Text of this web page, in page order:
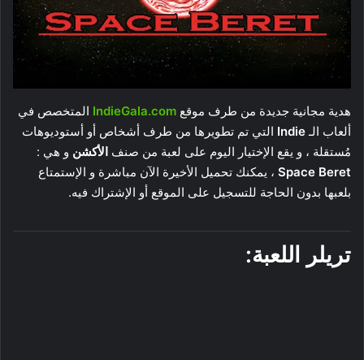
هدية مجانية جديدة من طرف موقع IndieGala.com المتخصص في
ألعاب الـIndie التي تم تطويرها من طرف أشخاص أو أستوديوهات
مُستقلة ، و يقع الإختيار اليوم على لعبة من صنف الأكشن و هي :
Space Beret ، يمكنك تحميل الأخيرة الآن مباشرة و الإستمتاع
بلعبها بدون الحاجة للتسجيل على الموقع أو الإشتراك فيه.
تريلر اللعبة: